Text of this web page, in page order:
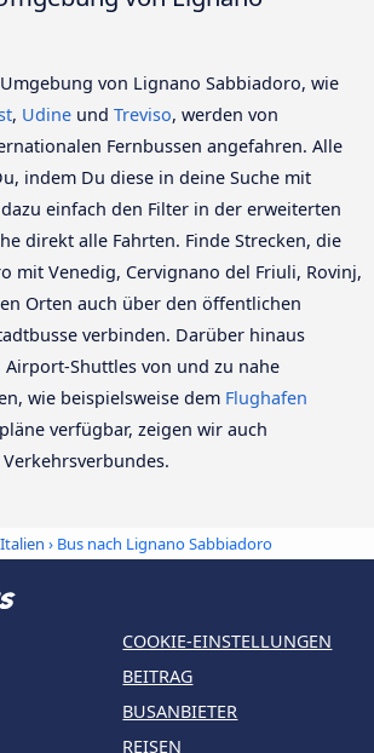
von Lignano Sabbiadoro, wie
, Udine und Treviso, werden von
Fernbussen angefahren. Alle
indem Du diese in deine Suche mit
einfach den Filter in der erweiterten
direkt alle Fahrten. Finde Strecken, die
mit Venedig, Cervignano del Friuli, Rovinj,
Orten auch über den öffentlichen
verbinden. Darüber hinaus
Shuttles von und zu nahe
wie beispielsweise dem Flughafen
verfügbar, zeigen wir auch
› Bus nach Lignano Sabbiadoro
COOKIE-EINSTELLUNGEN
BEITRAG
BUSANBIETER
REISEN